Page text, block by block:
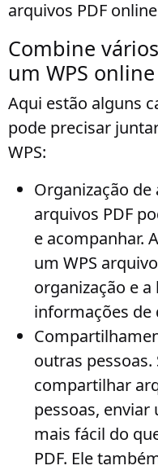
arquivos PDF
Combine
um WPS online
Aqui estão alguns
pode precisar
WPS:
Organização de
arquivos PDF
e acompanhar.
um WPS
organização e a
informações de
outras pessoas.
compartilhar
pessoas, enviar
mais fácil do
PDF. Ele